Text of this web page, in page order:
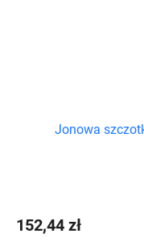
Jonowa
152,44 zł